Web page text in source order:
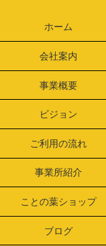
ホーム
会社案内
事業概要
ビジョン
ご利用の流れ
事業所紹介
ことの葉ショップ
ブログ